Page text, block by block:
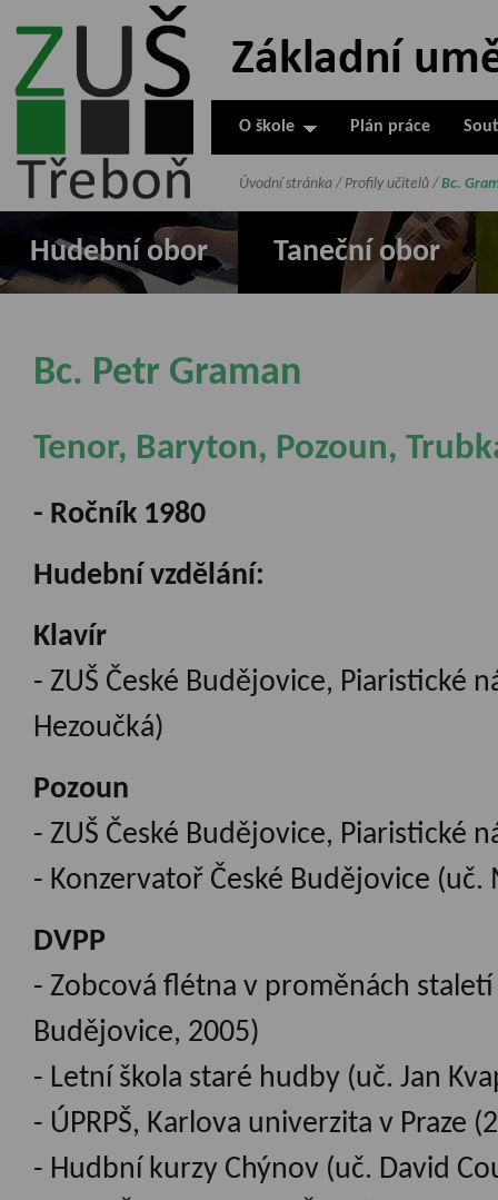
ZUŠ Třeboň -
Základní
umělecká škola
O škole Plán práce
Hudební obor Taneční obor
Úvodní stránka / Profily učitelů / Bc.
Bc. Petr Graman
Tenor, Baryton, Pozoun,
- Ročník 1980
Hudební vzdělání:
Klavír
- ZUŠ České Budějovice, Piaristické
Hezoučká)
Pozoun
- ZUŠ České Budějovice, Piaristické
- Konzervatoř České Budějovice
DVPP
- Zobcová flétna v proměnách
Budějovice, 2005)
- Letní škola staré hudby (uč. Jan
- ÚPRPŠ, Karlova univerzita v Praze
- Hudbní kurzy Chýnov (uč. David